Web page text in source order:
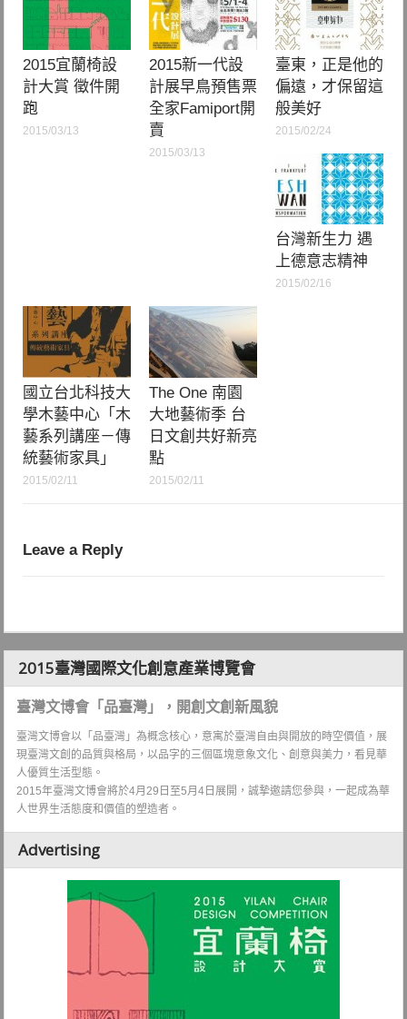
2015宜蘭椅設
計大賞 徵件開
跑
2015/03/13
2015新一代設
計展早鳥預售票
全家Famiport開
賣
2015/03/13
臺東，正是他的
偏遠，才保留這
般美好
2015/02/24
台灣新生力 遇
上德意志精神
2015/02/16
國立台北科技大
學木藝中心「木
藝系列講座－傳
統藝術家具」
2015/02/11
The One 南園
大地藝術季 台
日文創共好新亮
點
2015/02/11
Leave a Reply
2015臺灣國際文化創意產業博覽會
臺灣文博會「品臺灣」，開創文創新風貌
臺灣文博會以「品臺灣」為概念核心，意寓於臺灣自由與開放的時空價值，展
現臺灣文創的品質與格局，以品字的三個區塊意象文化、創意與美力，看見華
人優質生活型態。
2015年臺灣文博會將於4月29日至5月4日展開，誠摯邀請您參與，一起成為華
人世界生活態度和價值的塑造者。
Advertising